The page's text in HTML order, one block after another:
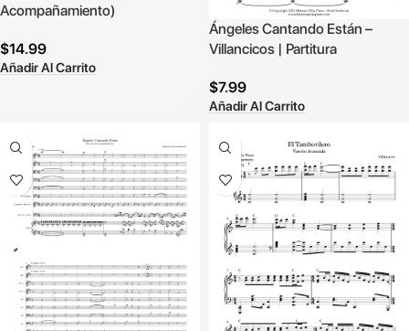
Acompañamiento)
$14.99
Añadir Al Carrito
Ángeles Cantando Están –
Villancicos | Partitura
$7.99
Añadir Al Carrito